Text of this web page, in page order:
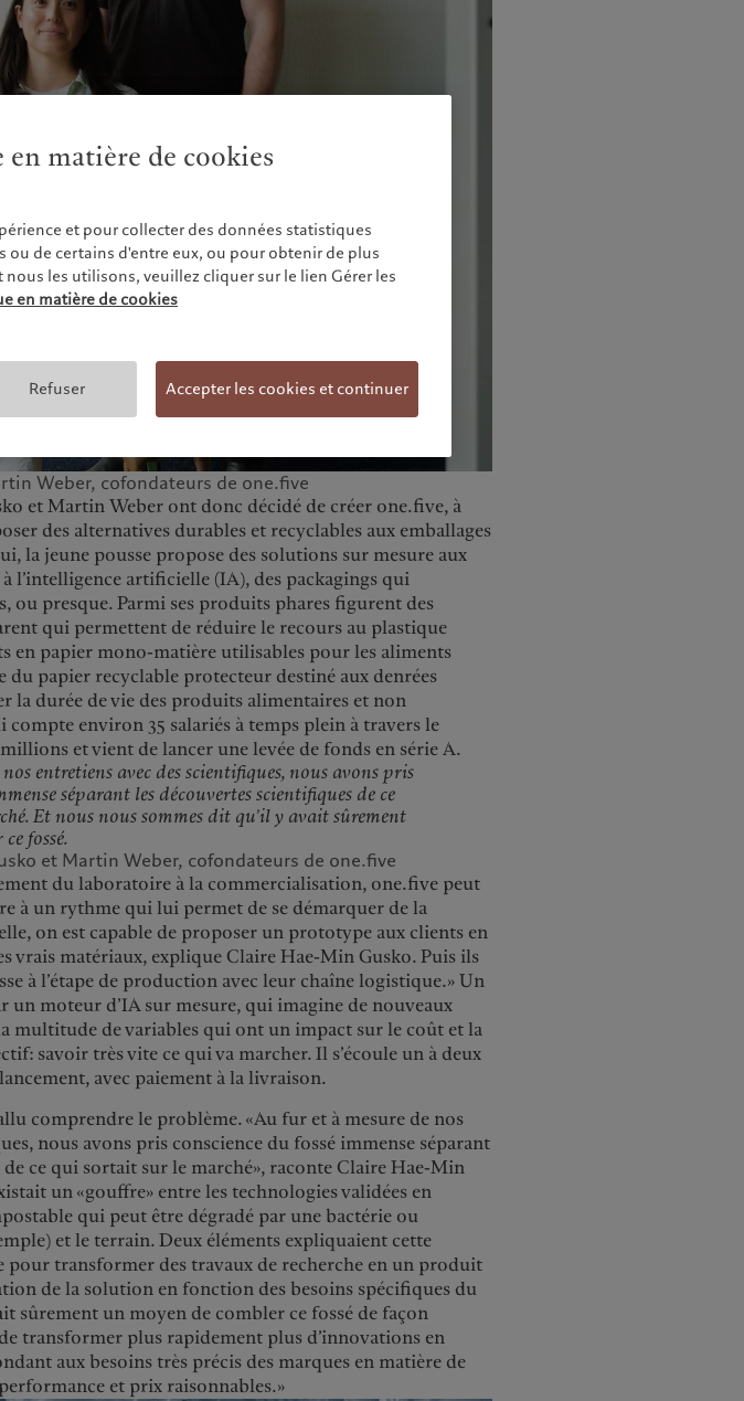
Weber, cofondateurs de one.five
et Martin Weber ont donc décidé de créer one.five, à
des alternatives durables et recyclables aux emballages
la jeune pousse propose des solutions sur mesure aux
l’intelligence artificielle (IA), des packagings qui
ou presque. Parmi ses produits phares figurent des
qui permettent de réduire le recours au plastique
en papier mono-matière utilisables pour les aliments
du papier recyclable protecteur destiné aux denrées
la durée de vie des produits alimentaires et non
compte environ 35 salariés à temps plein à travers le
et vient de lancer une levée de fonds en série A.
entretiens avec des scientifiques, nous avons pris
séparant les découvertes scientifiques de ce
Et nous nous sommes dit qu’il y avait sûrement
fossé.
et Martin Weber, cofondateurs de one.five
du laboratoire à la commercialisation, one.five peut
à un rythme qui lui permet de se démarquer de la
on est capable de proposer un prototype aux clients en
vrais matériaux, explique Claire Hae-Min Gusko. Puis ils
à l’étape de production avec leur chaîne logistique.» Un
un moteur d’IA sur mesure, qui imagine de nouveaux
multitude de variables qui ont un impact sur le coût et la
savoir très vite ce qui va marcher. Il s’écoule un à deux
avec paiement à la livraison.
comprendre le problème. «Au fur et à mesure de nos
nous avons pris conscience du fossé immense séparant
ce qui sortait sur le marché», raconte Claire Hae-Min
un «gouffre» entre les technologies validées en
qui peut être dégradé par une bactérie ou
et le terrain. Deux éléments expliquaient cette
pour transformer des travaux de recherche en un produit
de la solution en fonction des besoins spécifiques du
sûrement un moyen de combler ce fossé de façon
transformer plus rapidement plus d’innovations en
aux besoins très précis des marques en matière de
et prix raisonnables.»
matière de cookies
et pour collecter des données statistiques
de certains d'entre eux, ou pour obtenir de plus
les utilisons, veuillez cliquer sur le lien Gérer les
en matière de cookies
Refuser Accepter les cookies et continuer